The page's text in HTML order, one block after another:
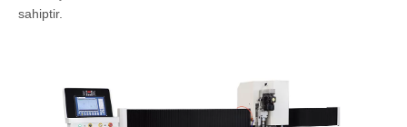
sahiptir.